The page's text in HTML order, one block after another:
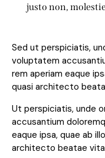
justo non,
Sed ut perspiciatis,
voluptatem
rem aperiam eaque
quasi architecto
Ut perspiciatis, unde
accusantium
eaque ipsa, quae ab
architecto beatae